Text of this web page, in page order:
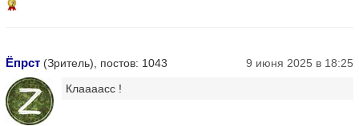
7
Ёпрcт (Зритель), постов: 1043 9 июня 2025 в 18:25
Клаааасс !